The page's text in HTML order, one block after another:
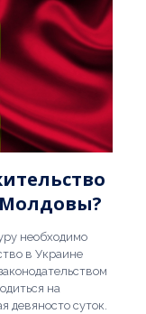
необходимо
в Украине
на
суток.